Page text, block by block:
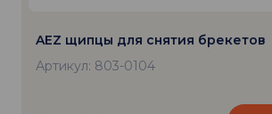
AEZ щипцы для снятия брекетов
Артикул: 803-0104